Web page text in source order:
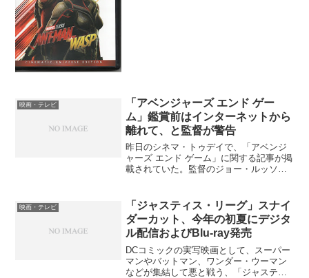
映画・テレビ
「アベンジャーズ エンド ゲー
ム」鑑賞前はインターネットから
離れて、と監督が警告
昨日のシネマ・トゥデイで、「アベンジ
ャーズ エンド ゲーム」に関する記事が掲
載されていた。監督のジョー・ルッソ
ィニティ・ウォー」以上にあるため、公
開前になったら、ファ...
映画・テレビ
「ジャスティス・リーグ」スナイ
ダーカット、今年の初夏にデジタ
ル配信およびBlu-ray発売
DCコミックの実写映画として、スーパー
マンやバットマン、ワンダー・ウーマン
などが集結して悪と戦う、「ジャスティ